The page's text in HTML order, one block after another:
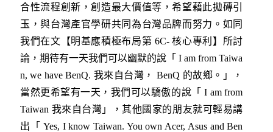
合性流程創新，創造最大價值等，希望藉此拋磚引
玉，與台灣產官學研共同為台灣品牌而努力。如同
我們在文【明基應積極布局第 6C- 核心專利】所討
論，期待有一天我們可以幽默的說「 I am from Taiwa
n, we have BenQ. 我來自台灣， BenQ 的故鄉。」，
當然更希望有一天，我們可以驕傲的說「 I am from
Taiwan 我來自台灣」，其他國家的朋友就可輕易講
出「 Yes, I know Taiwan. You own Acer, Asus and Ben